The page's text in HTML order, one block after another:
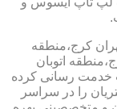
کرج،منطقه
اتوبان
خدمت رسانی کرده
را در سراسر